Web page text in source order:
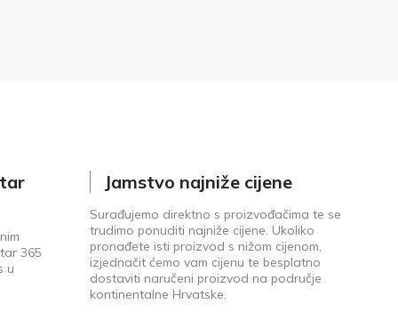
365
u
Jamstvo najniže cijene
Surađujemo direktno s proizvođačima te se
trudimo ponuditi najniže cijene. Ukoliko
pronađete isti proizvod s nižom cijenom,
izjednačit ćemo vam cijenu te besplatno
dostaviti naručeni proizvod na područje
kontinentalne Hrvatske.